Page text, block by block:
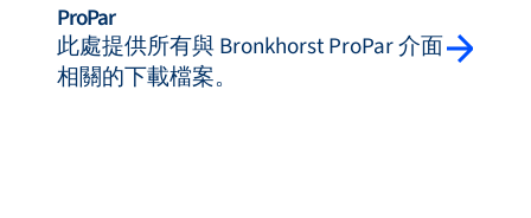
ProPar
此處提供所有與 Bronkhorst ProPar 介面
相關的下載檔案。